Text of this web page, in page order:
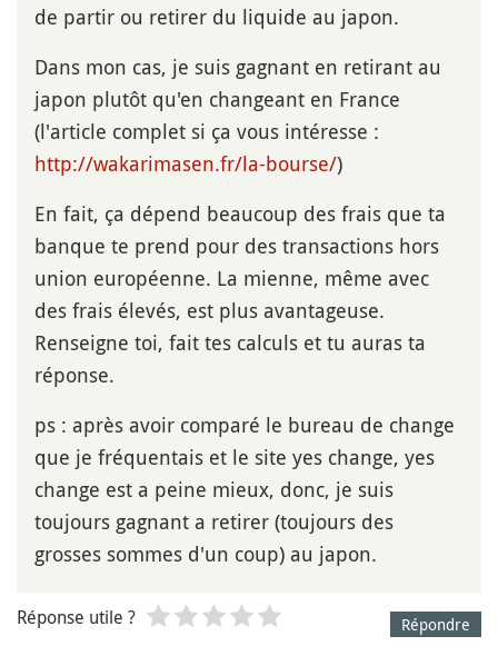
de partir ou retirer du liquide au japon.
Dans mon cas, je suis gagnant en retirant au
japon plutôt qu'en changeant en France
(l'article complet si ça vous intéresse :
http://wakarimasen.fr/la-bourse/)
En fait, ça dépend beaucoup des frais que ta
banque te prend pour des transactions hors
union européenne. La mienne, même avec
des frais élevés, est plus avantageuse.
Renseigne toi, fait tes calculs et tu auras ta
réponse.
ps : après avoir comparé le bureau de change
que je fréquentais et le site yes change, yes
change est a peine mieux, donc, je suis
toujours gagnant a retirer (toujours des
grosses sommes d'un coup) au japon.
Répondre
Réponse utile ?